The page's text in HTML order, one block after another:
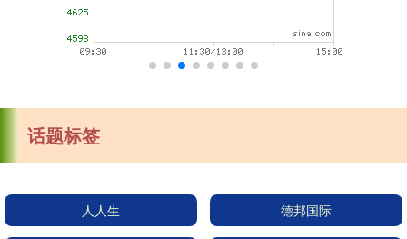
话题标签
人人生 德邦国际